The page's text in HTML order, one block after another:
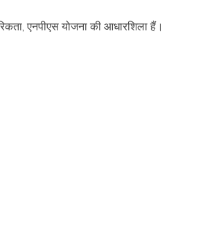
एनपीएस योजना की आधारशिला हैं।